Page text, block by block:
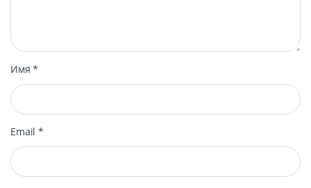
Имя*
Email*